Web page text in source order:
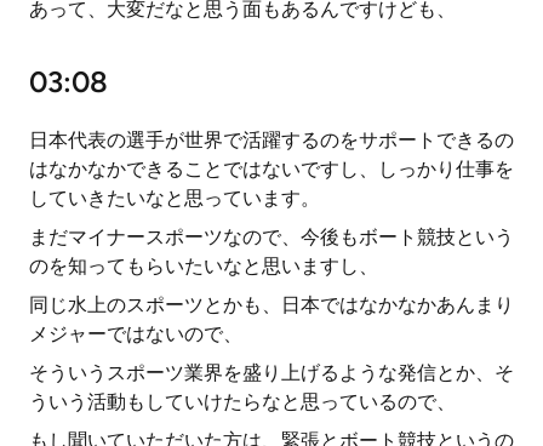
あって、大変だなと思う面もあるんですけども、
03:08
日本代表の選手が世界で活躍するのをサポートできるの
はなかなかできることではないですし、しっかり仕事を
していきたいなと思っています。
まだマイナースポーツなので、今後もボート競技という
のを知ってもらいたいなと思いますし、
同じ水上のスポーツとかも、日本ではなかなかあんまり
メジャーではないので、
そういうスポーツ業界を盛り上げるような発信とか、そ
ういう活動もしていけたらなと思っているので、
もし聞いていただいた方は、緊張とボート競技というの